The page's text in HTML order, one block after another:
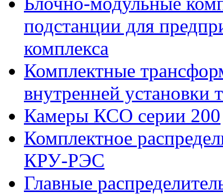
подстанции для
комплекса
Комплектные
внутренней установки
Камеры КСО серии 200
Комплектное
КРУ-РЭС
Главные